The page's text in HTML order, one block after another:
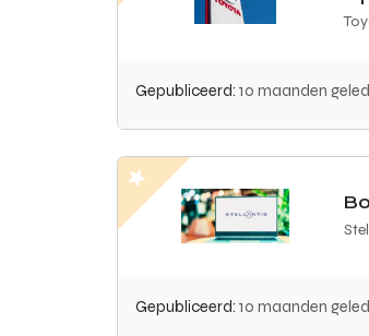
Gepubliceerd: 10 maanden
Gepubliceerd: 10 maanden